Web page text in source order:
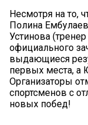
Несмотря на то,
Полина
Устинова
официального
выдающиеся
первых места, а
Организаторы
спортсменов с
новых побед!